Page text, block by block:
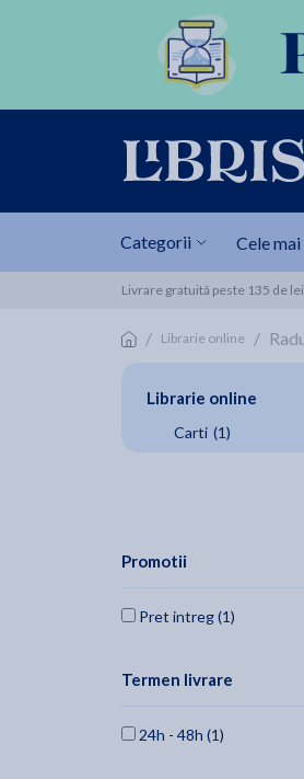
Categorii Cele
Livrare gratuită peste 135 de lei
/ Librarie online /
Librarie online
Carti (1)
Promotii
Pret intreg (1)
Termen livrare
24h - 48h (1)